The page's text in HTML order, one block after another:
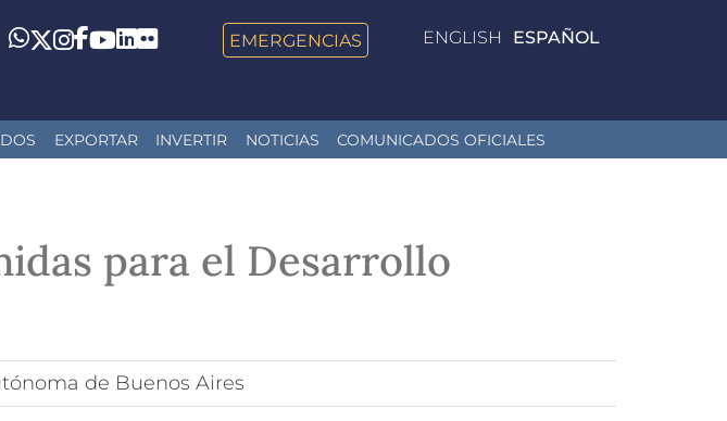
ENGLISH ESPAÑOL
Whatsapp
Twitter
Instagram
Facebook
YouTube
LinkedIn
Flickr EMERGENCIAS
EXPORTAR INVERTIR NOTICIAS COMUNICADOS OFICIALES
para el Desarrollo
de Buenos Aires